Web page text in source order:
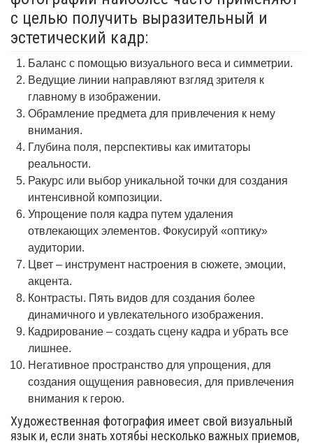
с целью получить выразительный и
эстетический кадр:
Баланс с помощью визуального веса и симметрии.
Ведущие линии направляют взгляд зрителя к
главному в изображении.
Обрамление предмета для привлечения к нему
внимания.
Глубина поля, перспективы как имитаторы
реальности.
Ракурс или выбор уникальной точки для создания
интенсивной композиции.
Упрощение поля кадра путем удаления
отвлекающих элементов. Фокусируй «оптику»
аудитории.
Цвет – инструмент настроения в сюжете, эмоции,
акцента.
Контрасты. Пять видов для создания более
динамичного и увлекательного изображения.
Кадрирование – создать сцену кадра и убрать все
лишнее.
Негативное пространство для упрощения, для
создания ощущения равновесия, для привлечения
внимания к герою.
Художественная фотография имеет свой визуальный
язык и, если знать хотябьі несколько важных приемов,